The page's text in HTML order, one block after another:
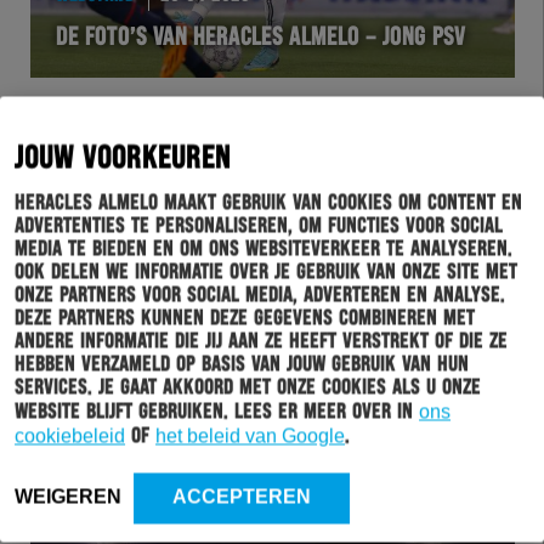
JOUW VOORKEUREN
Heracles Almelo maakt gebruik van cookies om content en
advertenties te personaliseren, om functies voor social
media te bieden en om ons websiteverkeer te analyseren.
Ook delen we informatie over je gebruik van onze site met
onze partners voor social media, adverteren en analyse.
Deze partners kunnen deze gegevens combineren met
andere informatie die jij aan ze heeft verstrekt of die ze
hebben verzameld op basis van jouw gebruik van hun
services. Je gaat akkoord met onze cookies als u onze
website blijft gebruiken. Lees er meer over in ons
cookiebeleid of het beleid van Google.
WEIGEREN ACCEPTEREN
DE FOTO’S VAN HERACLES ALMELO – JONG PSV
WEDSTRIJD 29-04-2023
ISMAIL AZZAOUI VERKOZEN TOT PEOPLE APPY
MAN OF THE MATCH